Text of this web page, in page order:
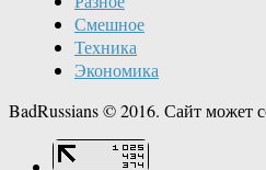
Смешное
Техника
Экономика
BadRussians © 2016. Сайт может